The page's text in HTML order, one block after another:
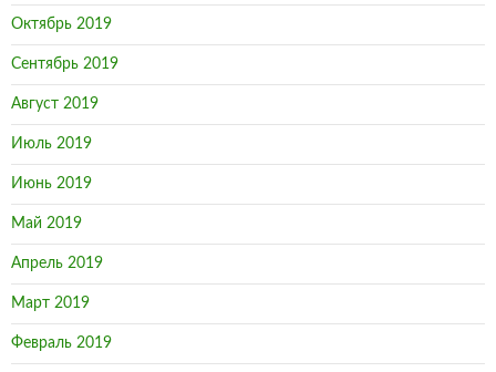
Октябрь 2019
Сентябрь 2019
Август 2019
Июль 2019
Июнь 2019
Май 2019
Апрель 2019
Март 2019
Февраль 2019